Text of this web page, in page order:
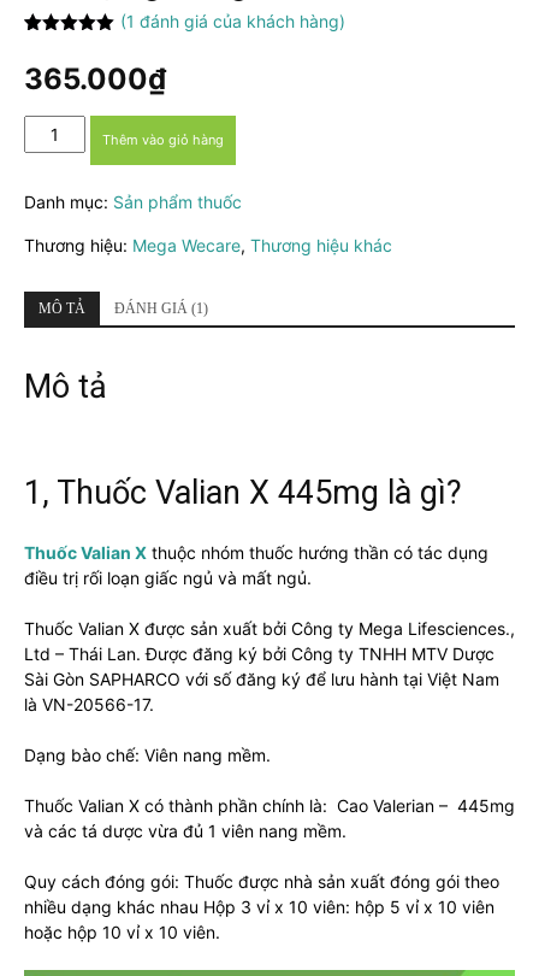
dựa trên
đánh giá
(1 đánh giá của khách hàng)
365.000₫
Thuốc
Valian
445mg
Điều
rối
loạn
ngủ
Thêm vào giỏ hàng
Danh mục: Sản phẩm thuốc
Thương hiệu: Mega Wecare, Thương hiệu khác
MÔ TẢ ĐÁNH GIÁ (1)
Mô tả
1, Thuốc Valian X 445mg là gì?
Thuốc Valian X thuộc nhóm thuốc hướng thần có tác dụng
điều trị rối loạn giấc ngủ và mất ngủ.
Thuốc Valian X được sản xuất bởi Công ty Mega Lifesciences.,
Ltd – Thái Lan. Được đăng ký bởi Công ty TNHH MTV Dược
Sài Gòn SAPHARCO với số đăng ký để lưu hành tại Việt Nam
là VN-20566-17.
Dạng bào chế: Viên nang mềm.
Thuốc Valian X có thành phần chính là: Cao Valerian – 445mg
và các tá dược vừa đủ 1 viên nang mềm.
Quy cách đóng gói: Thuốc được nhà sản xuất đóng gói theo
nhiều dạng khác nhau Hộp 3 vỉ x 10 viên: hộp 5 vỉ x 10 viên
hoặc hộp 10 vỉ x 10 viên.